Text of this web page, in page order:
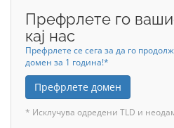
Префрлете го
кај нас
Префрлете се сега за да го
домен за 1 година!*
Префрлете домен
* Исклучува одредени TLD и